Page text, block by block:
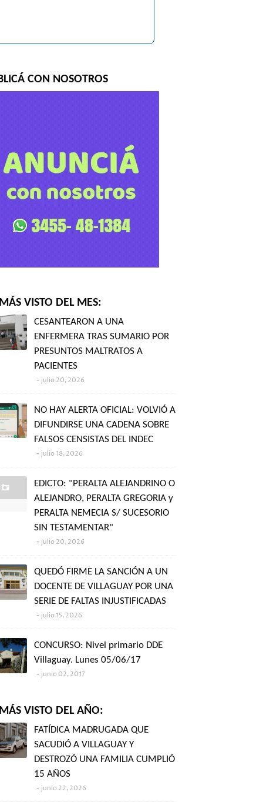
CON NOSOTROS
VISTO DEL MES:
CESANTEARON A UNA
ENFERMERA TRAS SUMARIO POR
PRESUNTOS MALTRATOS A
PACIENTES
julio 20, 2026
NO HAY ALERTA OFICIAL: VOLVIÓ A
DIFUNDIRSE UNA CADENA SOBRE
FALSOS CENSISTAS DEL INDEC
julio 18, 2026
EDICTO: "PERALTA ALEJANDRINO O
ALEJANDRO, PERALTA GREGORIA y
PERALTA NEMECIA S/ SUCESORIO
SIN TESTAMENTAR"
julio 20, 2026
QUEDÓ FIRME LA SANCIÓN A UN
DOCENTE DE VILLAGUAY POR UNA
SERIE DE FALTAS INJUSTIFICADAS
julio 15, 2026
CONCURSO: Nivel primario DDE
Villaguay. Lunes 05/06/17
junio 02, 2017
VISTO DEL AÑO:
FATÍDICA MADRUGADA QUE
SACUDIÓ A VILLAGUAY Y
DESTROZÓ UNA FAMILIA CUMPLIÓ
15 AÑOS
junio 22, 2026